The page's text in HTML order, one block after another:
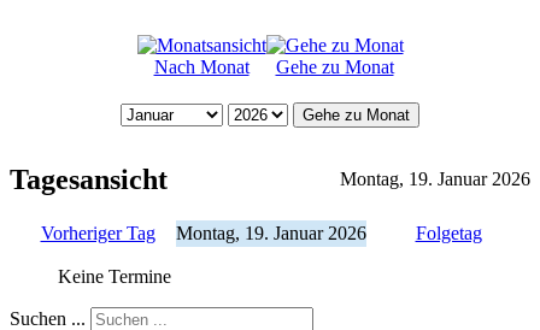
Nach Monat Gehe zu Monat
Gehe zu Monat
Tagesansicht Montag, 19. Januar 2026
Vorheriger Tag Montag, 19. Januar 2026 Folgetag
Keine Termine
Suchen ...